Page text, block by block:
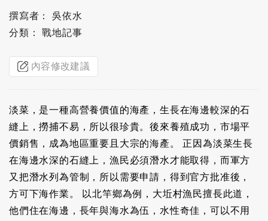
撰寫者： 吳依水
分類： 戰地記事
內容修改建議
淡菜，是一種高營養價值的海產，生長在海邊較深的石
縫上，撈捕不易，所以很珍貴。後來養殖成功，市場平
價銷售，成為地區重要且大宗的海產。 正因為淡菜生長
在海邊水深的石縫上，漁民必須潛水才能取得，而軍方
又把潛水列為管制，所以需要申請，得到官方批准後，
方可下海作業。 以北竿鄉為例，大坵村漁民擅長此道，
他們住在海邊，長年與海水為伍，水性奇佳，可以不用